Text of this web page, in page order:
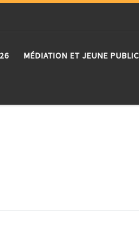
MÉDIATION ET JEUNE PUBLIC